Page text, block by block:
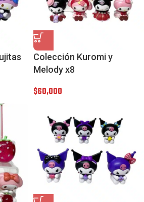
Colección Kuromi y
Melody x8
$60,000